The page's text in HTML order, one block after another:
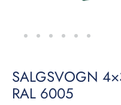
SALGSVOGN
RAL 6005